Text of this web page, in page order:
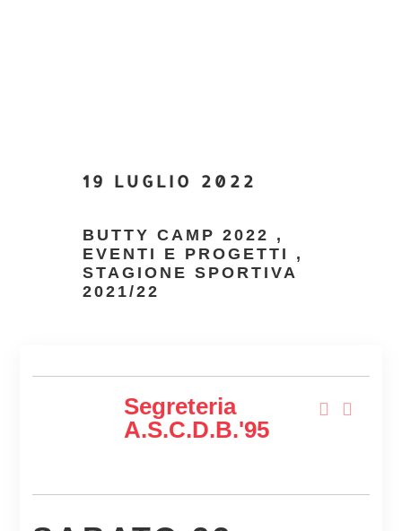
19 LUGLIO 2022
BUTTY CAMP 2022 ,
EVENTI E PROGETTI
,
STAGIONE SPORTIVA
2021/22
Segreteria
A.s.c.d.B.'95